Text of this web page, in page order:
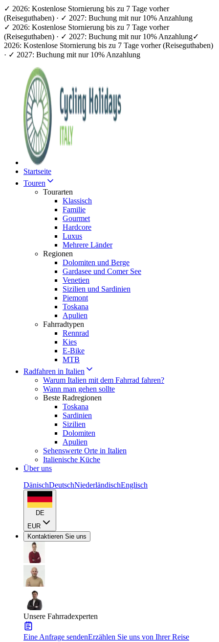
✓ 2026: Kostenlose Stornierung bis zu 7 Tage vorher
(Reiseguthaben) · ✓ 2027: Buchung mit nur 10% Anzahlung
✓ 2026: Kostenlose Stornierung bis zu 7 Tage vorher
(Reiseguthaben) · ✓ 2027: Buchung mit nur 10% Anzahlung✓
2026: Kostenlose Stornierung bis zu 7 Tage vorher (Reiseguthaben)
· ✓ 2027: Buchung mit nur 10% Anzahlung
Startseite
Touren
Tourarten
Klassisch
Familie
Gourmet
Hardcore
Luxus
Mehrere Länder
Regionen
Dolomiten und Berge
Gardasee und Comer See
Venetien
Sizilien und Sardinien
Piemont
Toskana
Apulien
Fahrradtypen
Rennrad
Kies
E-Bike
MTB
Radfahren in Italien
Warum Italien mit dem Fahrrad fahren?
Wann man gehen sollte
Beste Radregionen
Toskana
Sardinien
Sizilien
Dolomiten
Apulien
Sehenswerte Orte in Italien
Italienische Küche
Über uns
DänischDeutschNiederländischEnglisch
DE
EUR
Kontaktieren Sie uns
Unsere Fahrradexperten
Eine Anfrage sendenErzählen Sie uns von Ihrer Reise